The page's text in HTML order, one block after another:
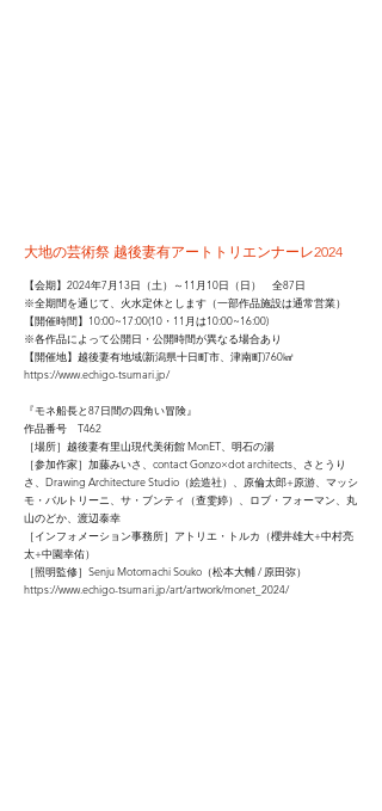
大地の芸術祭 越後妻有アートトリエンナーレ2024
【会期】2024年7月13日（土）～11月10日（日） 全87日
※全期間を通じて、火水定休とします（一部作品施設は通常営業）
【開催時間】10:00~17:00(10・11月は10:00~16:00)
※各作品によって公開日・公開時間が異なる場合あり
【開催地】越後妻有地域(新潟県十日町市、津南町)760㎢
https://www.echigo-tsumari.jp/
『モネ船長と87日間の四角い冒険』
作品番号 T462
［場所］越後妻有里山現代美術館 MonET、明石の湯
［参加作家］加藤みいさ、contact Gonzo×dot architects、さとうり
さ、Drawing Architecture Studio（絵造社）、原倫太郎+原游、マッシ
モ・バルトリーニ、サ・ブンティ（查雯婷）、ロブ・フォーマン、丸
山のどか、渡辺泰幸
［インフォメーション事務所］アトリエ・トルカ（櫻井雄大+中村亮
太+中園幸佑）
［照明監修］Senju Motomachi Souko（松本大輔 / 原田弥）
https://www.echigo-tsumari.jp/art/artwork/monet_2024/